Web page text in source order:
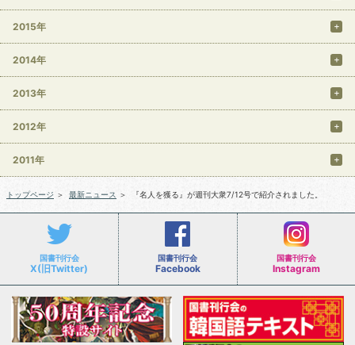
2015年
2014年
2013年
2012年
2011年
トップページ ＞ 最新ニュース ＞ 『名人を獲る』が週刊大衆7/12号で紹介されました。
国書刊行会
X(旧Twitter)
国書刊行会
Facebook
国書刊行会
Instagram